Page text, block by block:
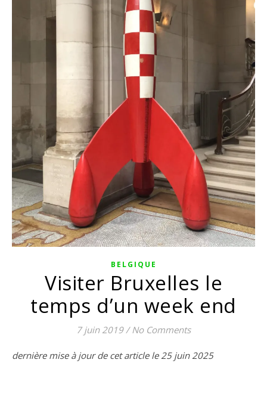
BELGIQUE
Visiter Bruxelles le
temps d’un week end
7 juin 2019 / No Comments
dernière mise à jour de cet article le 25 juin 2025